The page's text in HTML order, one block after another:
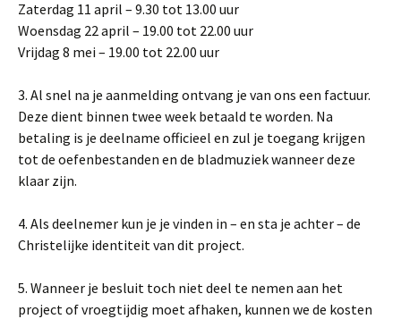
Zaterdag 11 april – 9.30 tot 13.00 uur
Woensdag 22 april – 19.00 tot 22.00 uur
Vrijdag 8 mei – 19.00 tot 22.00 uur
3. Al snel na je aanmelding ontvang je van ons een factuur.
Deze dient binnen twee week betaald te worden. Na
betaling is je deelname officieel en zul je toegang krijgen
tot de oefenbestanden en de bladmuziek wanneer deze
klaar zijn.
4. Als deelnemer kun je je vinden in – en sta je achter – de
Christelijke identiteit van dit project.
5. Wanneer je besluit toch niet deel te nemen aan het
project of vroegtijdig moet afhaken, kunnen we de kosten